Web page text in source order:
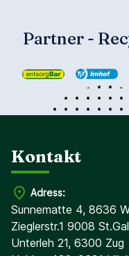
Partner -
Kontakt
Adress:
Sunnematte 4, 8636
Zieglerstr.1 9008
Unterleh 21, 6300 Zug